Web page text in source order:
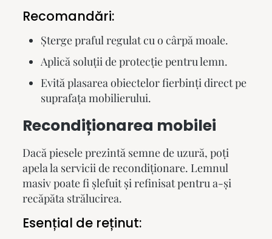
Recomandări:
Șterge praful regulat cu o cârpă moale.
Aplică soluții de protecție pentrulemn.
Evită plasarea obiectelor fierbinți direct pe
suprafața mobilierului.
Recondiționarea mobilei
Dacă piesele prezintă semne de uzură, poți
apela la servicii de recondiționare. Lemnul
masiv poate fi șlefuit și refinisat pentru a-și
recăpăta strălucirea.
Esențial de reținut: